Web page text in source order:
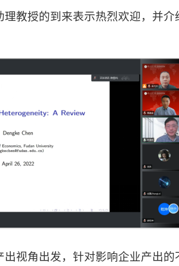
教授的到来表示热烈欢迎，并
视角出发，针对影响企业产出的